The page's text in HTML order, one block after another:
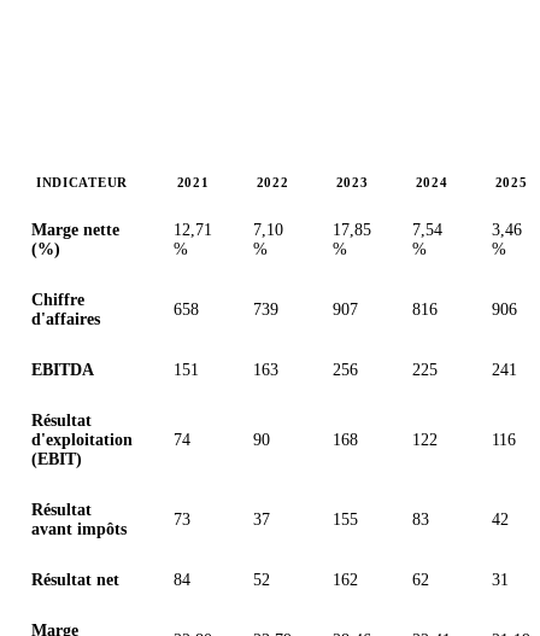
INDICATEUR 2021 2022 2023 2024 2025
Marge nette
(%)
12,71
%
7,10
%
17,85
%
7,54
%
3,46
%
Chiffre
d'affaires
658 739 907 816 906
EBITDA 151 163 256 225 241
Résultat
d'exploitation
(EBIT)
74 90 168 122 116
Résultat
avant impôts
73 37 155 83 42
Résultat net 84 52 162 62 31
Marge